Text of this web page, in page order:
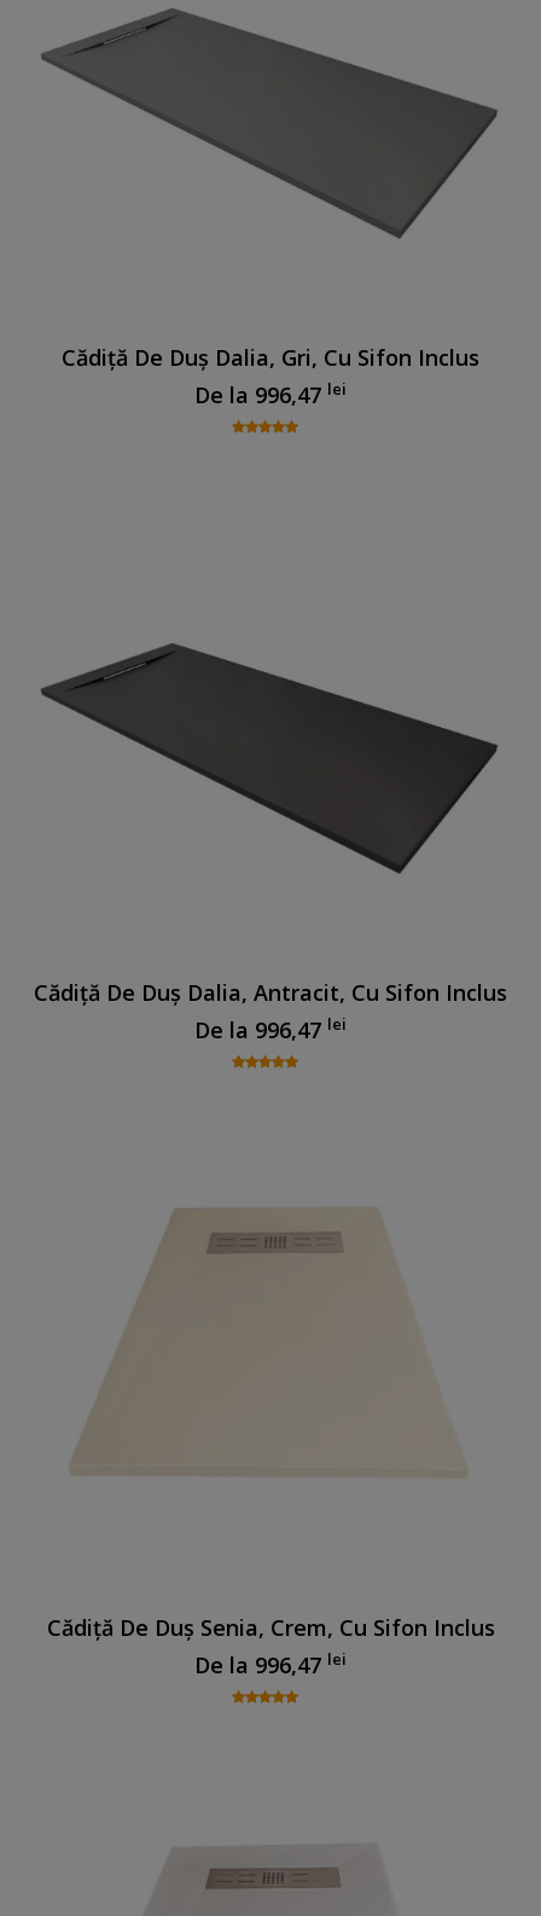
Cădiță De Duș Dalia, Gri, Cu Sifon Inclus
De la 996,47 lei
Cădiță De Duș Dalia, Antracit, Cu Sifon Inclus
De la 996,47 lei
Cădiță De Duș Senia, Crem, Cu Sifon Inclus
De la 996,47 lei